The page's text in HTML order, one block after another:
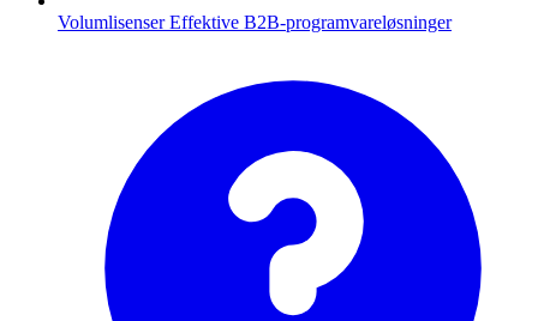
Volumlisenser Effektive B2B-programvareløsninger